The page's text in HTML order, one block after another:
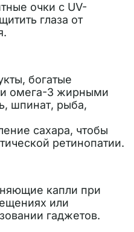
очки с UV-
глаза от
богатые
и омега-3 жирными
шпинат, рыба,
сахара, чтобы
ретинопатии.
капли при
или
гаджетов.